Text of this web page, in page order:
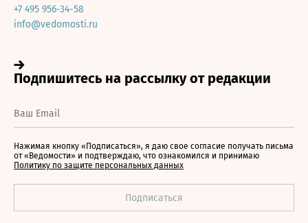
+7 495 956-34-58
info@vedomosti.ru
Нажимая кнопку «Подписаться», я даю свое согласие получать письма
от «Ведомости» и подтверждаю, что ознакомился и принимаю
Политику по защите персональных данных